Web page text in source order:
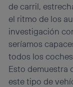
de carril,
el ritmo de los
investigación
seríamos
todos los
Esto demuestra
este tipo de